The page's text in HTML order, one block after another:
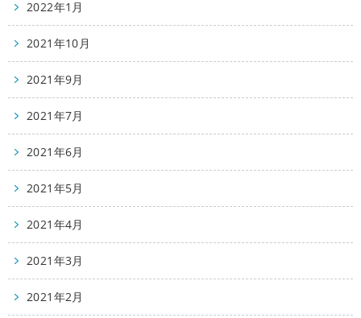
2022年1月
2021年10月
2021年9月
2021年7月
2021年6月
2021年5月
2021年4月
2021年3月
2021年2月